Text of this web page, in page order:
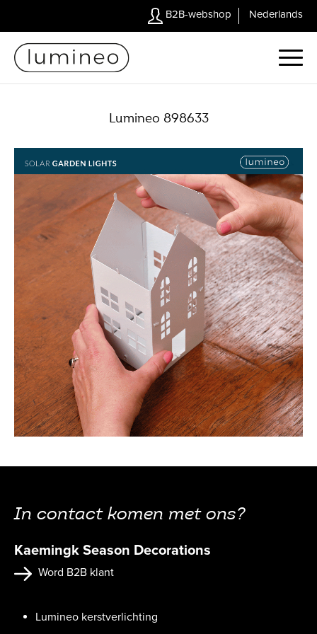
B2B-webshop Nederlands
Lumineo 898633
In contact komen met ons?
Kaemingk Season Decorations
Word B2B klant
Lumineo kerstverlichting